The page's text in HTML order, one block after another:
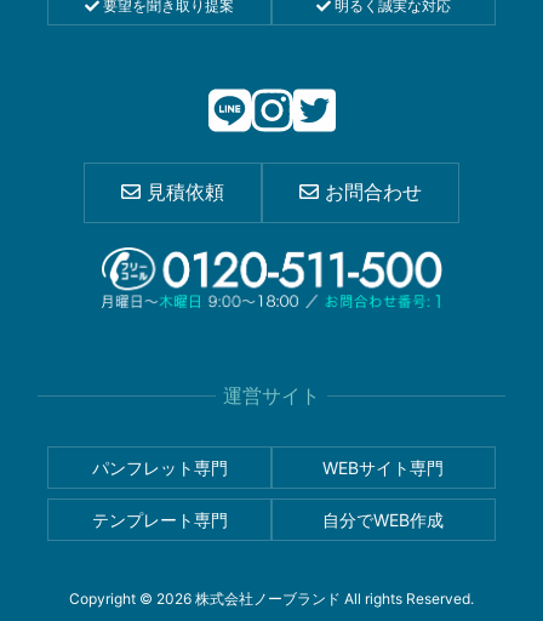
要望を聞き取り提案 明るく誠実な対応
見積依頼 お問合わせ
運営サイト
パンフレット専門 WEBサイト専門
テンプレート専門 自分でWEB作成
Copyright © 2026 株式会社ノーブランド All rights Reserved.